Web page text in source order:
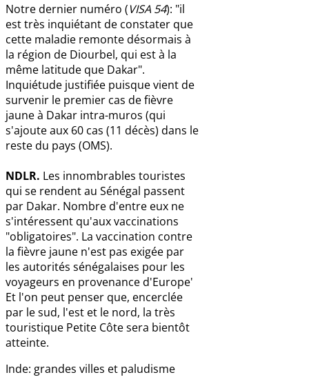
Notre dernier numéro (VISA 54): "il
est très inquiétant de constater que
cette maladie remonte désormais à
la région de Diourbel, qui est à la
même latitude que Dakar".
Inquiétude justifiée puisque vient de
survenir le premier cas de fièvre
jaune à Dakar intra-muros (qui
s'ajoute aux 60 cas (11 décès) dans le
reste du pays (OMS).
NDLR. Les innombrables touristes
qui se rendent au Sénégal passent
par Dakar. Nombre d'entre eux ne
s'intéressent qu'aux vaccinations
"obligatoires". La vaccination contre
la fièvre jaune n'est pas exigée par
les autorités sénégalaises pour les
voyageurs en provenance d'Europe'
Et l'on peut penser que, encerclée
par le sud, l'est et le nord, la très
touristique Petite Côte sera bientôt
atteinte.
Inde: grandes villes et paludisme